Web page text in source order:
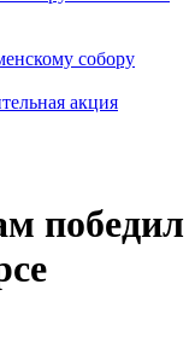
собору
акция
победил